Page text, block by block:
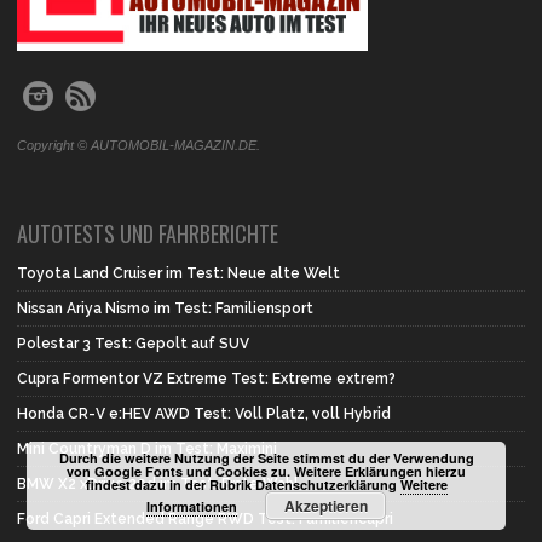
Copyright © AUTOMOBIL-MAGAZIN.DE.
AUTOTESTS UND FAHRBERICHTE
Toyota Land Cruiser im Test: Neue alte Welt
Nissan Ariya Nismo im Test: Familiensport
Polestar 3 Test: Gepolt auf SUV
Cupra Formentor VZ Extreme Test: Extreme extrem?
Honda CR-V e:HEV AWD Test: Voll Platz, voll Hybrid
Mini Countryman D im Test: Maximini
BMW X2 xDrive 20d im Test: Erste Wahl
Ford Capri Extended Range RWD Test: Familiencapri
Durch die weitere Nutzung der Seite stimmst du der Verwendung
von Google Fonts und Cookies zu. Weitere Erklärungen hierzu
findest dazu in der Rubrik DatenschutzerklärungWeitere
Informationen
Akzeptieren